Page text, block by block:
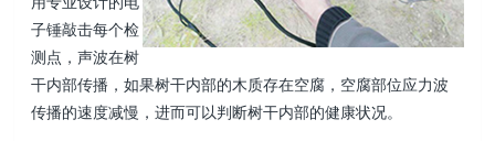
子锤敲击每个检
测点，声波在树
干内部传播，如果树干内部的木质存在空腐，空腐部位应力波
传播的速度减慢，进而可以判断树干内部的健康状况。